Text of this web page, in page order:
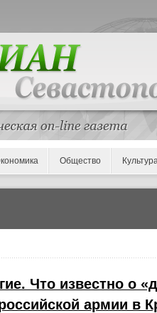
Общество
Что известно о
армии в